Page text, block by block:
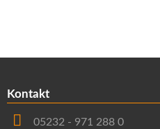
Kontakt
05232 - 971 288 0